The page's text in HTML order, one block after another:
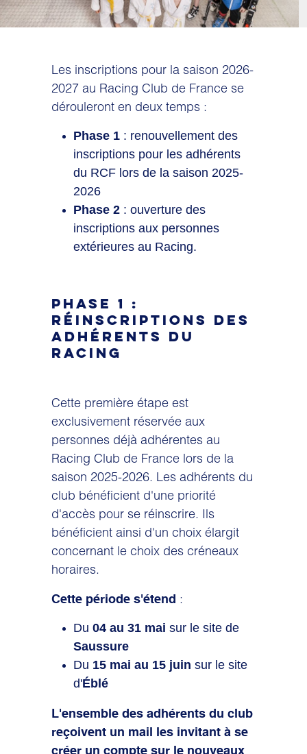
Les inscriptions pour la saison 2026-
2027 au Racing Club de France se
dérouleront en deux temps :
Phase 1: renouvellement des
inscriptions pour les adhérents
du RCF lors de la saison 2025-
2026
Phase 2: ouverture des
inscriptions aux personnes
extérieures au Racing.
PHASE 1 :
RÉINSCRIPTIONS DES
ADHÉRENTS DU
RACING
Cette première étape est
exclusivement réservée aux
personnes déjà adhérentes au
Racing Club de France lors de la
saison 2025-2026. Les adhérents du
club bénéficient d'une priorité
d'accès pour se réinscrire. Ils
bénéficient ainsi d'un choix élargit
concernant le choix des créneaux
horaires.
Cette période s'étend :
Du 04 au 31 mai sur le site de
Saussure
Du 15 mai au 15 juin sur le site
d'Éblé
L'ensemble des adhérents du club
reçoivent un mail les invitant à se
créer un compte sur le nouveaux